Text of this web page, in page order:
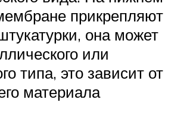
прикрепляют
она может
или
типа, это зависит от
материала